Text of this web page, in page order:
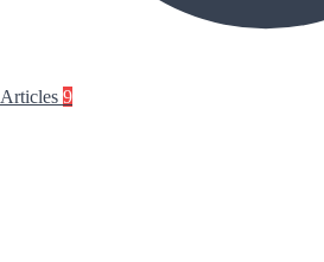
Articles 9